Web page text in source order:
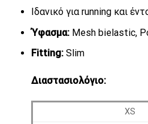
Ιδανικό για running και
Ύφασμα:Mesh bielastic,
Fitting:Slim
Διαστασιολόγιο:
XS